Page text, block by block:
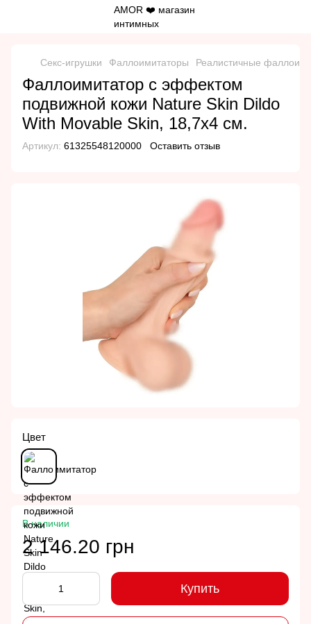
Секс-игрушки Фаллоимитаторы Реалистичные
Фаллоимитатор с эффектом
подвижной кожи Nature Skin Dildo
With Movable Skin, 18,7х4 см.
Артикул: 61325548120000 Оставить отзыв
Цвет
В наличии
2 146.20 грн
Купить